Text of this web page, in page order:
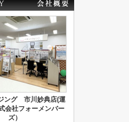
ング 市川妙典店(運
会社フォーメンバー
ズ）